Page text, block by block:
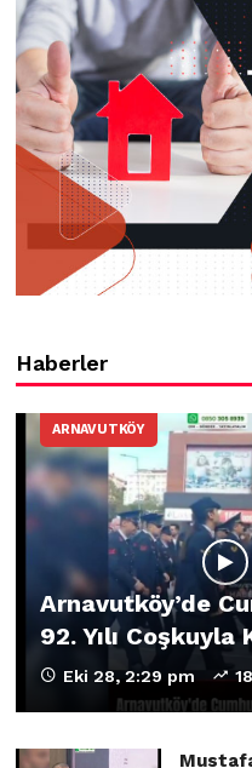
Haberler
ARNAVUTKÖY
Arnavutköy’de
92. Yılı Coşkuyla
Eki 28, 2:29 pm